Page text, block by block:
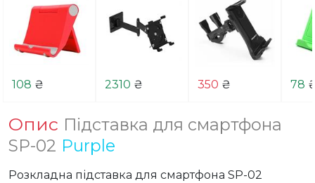
108 ₴ 2310 ₴ 350 ₴ 78
Опис Підставка для смартфона
SP-02 Purple
Розкладна підставка для смартфона SP-02